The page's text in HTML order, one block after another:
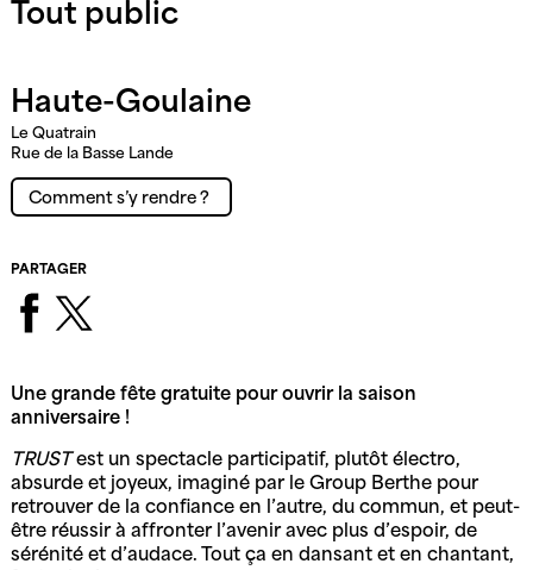
Tout public
Haute-Goulaine
Le Quatrain
Rue de la Basse Lande
Comment s’y rendre ?
PARTAGER
Une grande fête gratuite pour ouvrir la saison
anniversaire !
TRUST est un spectacle participatif, plutôt électro,
absurde et joyeux, imaginé par le Group Berthe pour
retrouver de la confiance en l’autre, du commun, et peut-
être réussir à affronter l’avenir avec plus d’espoir, de
sérénité et d’audace. Tout ça en dansant et en chantant,